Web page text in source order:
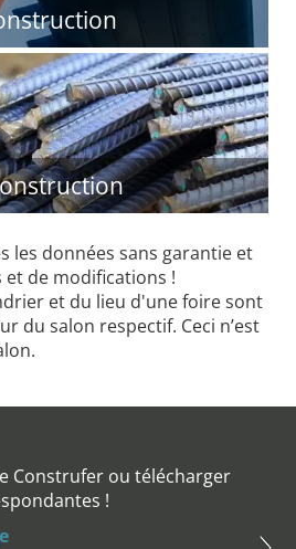
les données sans garantie et
de modifications !
et du lieu d'une foire sont
du salon respectif. Ceci n’est
Construfer ou télécharger
!